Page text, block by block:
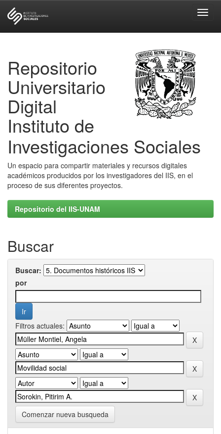
Repositorio
Universitario
Digital
Instituto de
Investigaciones Sociales
Un espacio para compartir materiales y recursos digitales
académicos producidos por los investigadores del IIS, en el
proceso de sus diferentes proyectos.
Repositorio del IIS-UNAM
Buscar
Buscar:
por
Filtros actuales:
Comenzar nueva busqueda